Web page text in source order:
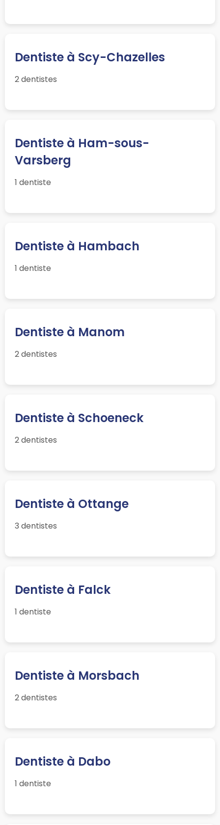
Dentiste à Scy-Chazelles
2 dentistes
Dentiste à Ham-sous-
Varsberg
1 dentiste
Dentiste à Hambach
1 dentiste
Dentiste à Manom
2 dentistes
Dentiste à Schoeneck
2 dentistes
Dentiste à Ottange
3 dentistes
Dentiste à Falck
1 dentiste
Dentiste à Morsbach
2 dentistes
Dentiste à Dabo
1 dentiste